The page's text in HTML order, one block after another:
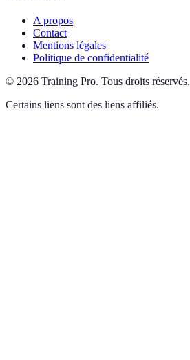
A propos
Contact
Mentions légales
Politique de confidentialité
© 2026 Training Pro. Tous droits réservés.
Certains liens sont des liens affiliés.